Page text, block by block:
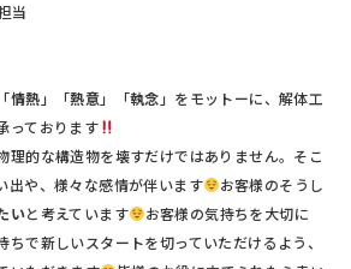
当
情熱 」「熱意」「執念 」をモットーに、解体工
っております
理的な構造物を壊すだけではありません。そこ
出や、様々な感情が伴います
お客様のそうし
いと考えています
お客様の気持ちを大切に
ちで新しいスタートを切っていただけるよう、